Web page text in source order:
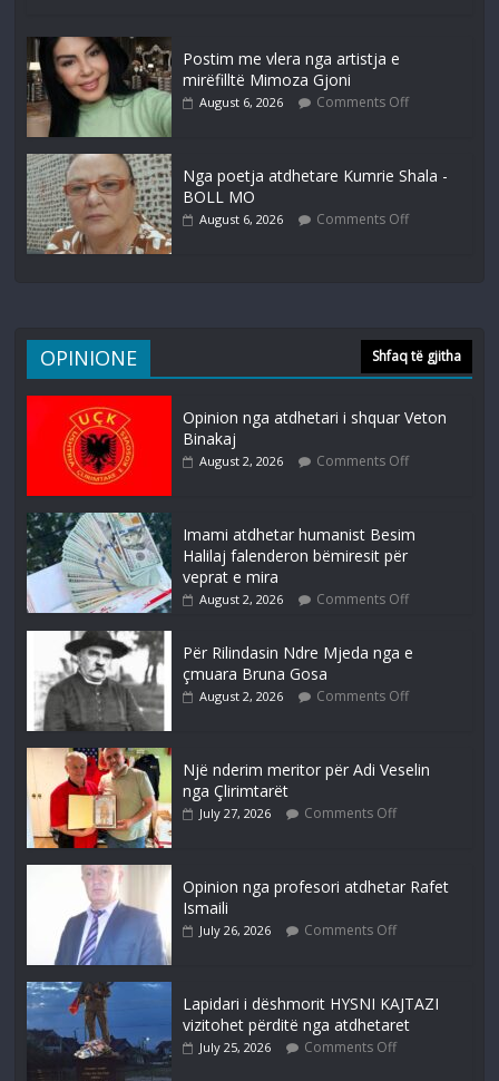
Postim me vlera nga artistja e
mirëfilltë Mimoza Gjoni
August 6, 2026 Comments Off
Nga poetja atdhetare Kumrie Shala -
BOLL MO
August 6, 2026 Comments Off
OPINIONE Shfaq të gjitha
Opinion nga atdhetari i shquar Veton
Binakaj
August 2, 2026 Comments Off
Imami atdhetar humanist Besim
Halilaj falenderon bëmiresit për
veprat e mira
August 2, 2026 Comments Off
Për Rilindasin Ndre Mjeda nga e
çmuara Bruna Gosa
August 2, 2026 Comments Off
Një nderim meritor për Adi Veselin
nga Çlirimtarët
July 27, 2026 Comments Off
Opinion nga profesori atdhetar Rafet
Ismaili
July 26, 2026 Comments Off
Lapidari i dëshmorit HYSNI KAJTAZI
vizitohet përditë nga atdhetaret
July 25, 2026 Comments Off